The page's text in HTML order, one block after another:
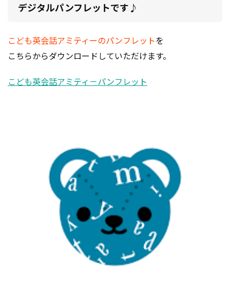
デジタルパンフレットです♪
こども英会話アミティーのパンフレットを
こちらからダウンロードしていただけます。
こども英会話アミティ－パンフレット